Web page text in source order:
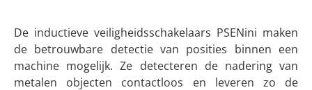
De inductieve veiligheidsschakelaars PSENini maken
de betrouwbare detectie van posities binnen een
machine mogelijk. Ze detecteren de nadering van
metalen objecten contactloos en leveren zo de